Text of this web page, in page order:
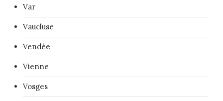
Var
Vaucluse
Vendée
Vienne
Vosges